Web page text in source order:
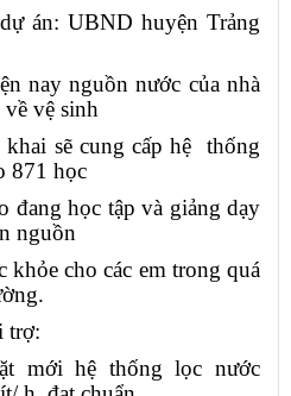
án: UBND huyện Trảng
nay nguồn nước của nhà
vệ sinh
khai sẽ cung cấp hệ thống
871 học
đang học tập và giảng dạy
nguồn
khỏe cho các em trong quá
trợ:
mới hệ thống lọc nước